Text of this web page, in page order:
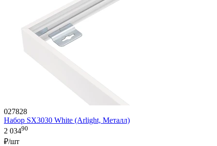
027828
Набор SX3030 White (Arlight, Металл)
2 03490
₽/шт